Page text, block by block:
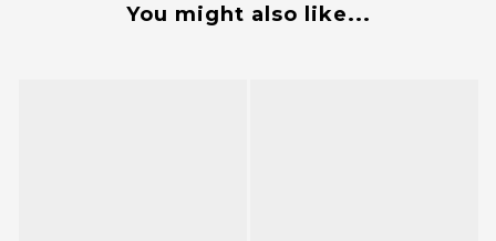
You might also like...